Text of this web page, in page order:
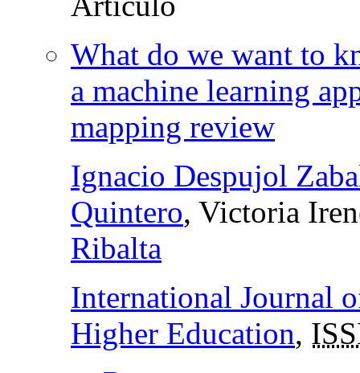
What do we want to
a machine learning
mapping review
Ignacio Despujol
Quintero, Victoria
Ribalta
International Journal
Higher Education,